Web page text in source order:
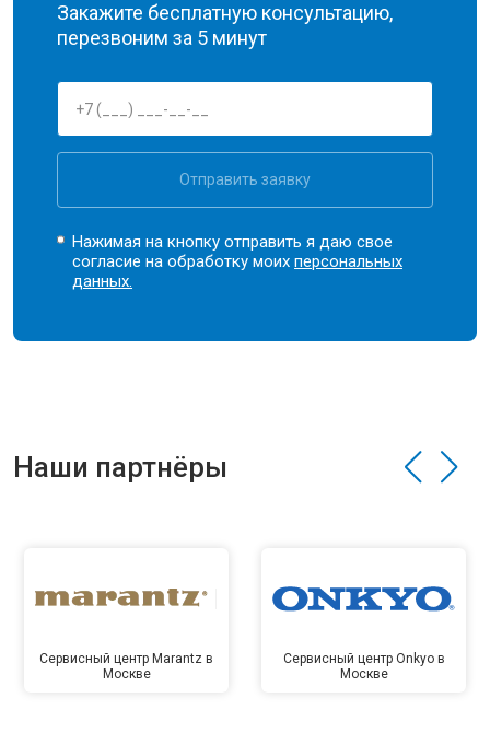
Закажите бесплатную консультацию,
перезвоним за 5 минут
Отправить заявку
Нажимая на кнопку отправить я даю свое
согласие на обработку моихперсональных
данных.
Наши партнёры
Сервисный центр Marantz в
Москве
Сервисный центр Onkyo в
Москве